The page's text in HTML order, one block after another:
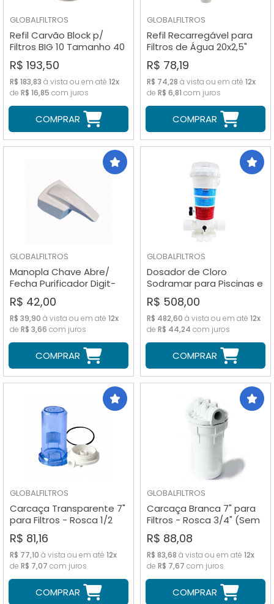
GLOBALFILTROS
Refil Carvão Block p/
Filtros BIG 10 Tamanho 40
micras 262mm
R$ 193,50
R$ 183,83 à vista ou em até 12x
de R$ 16,85 com juros
COMPRAR
GLOBALFILTROS
Refil Recarregável para
Filtros de Água 20x2,5"
(Vazio)
R$ 78,19
R$ 74,28 à vista ou em até 12x
de R$ 6,81 com juros
COMPRAR
GLOBALFILTROS
Manopla Chave Abre/
Fecha Purificador Digit-
Logic
R$ 42,00
R$ 39,90 à vista ou em até 12x
de R$ 3,66 com juros
COMPRAR
GLOBALFILTROS
Dosador de Cloro
Sodramar para Piscinas e
Caixas d' Água
R$ 508,00
R$ 482,60 à vista ou em até 12x
de R$ 44,24 com juros
COMPRAR
GLOBALFILTROS
Carcaça Transparente 7"
para Filtros - Rosca 1/2
(Sem Refil)
R$ 81,16
R$ 77,10 à vista ou em até 12x
de R$ 7,07 com juros
COMPRAR
GLOBALFILTROS
Carcaça Branca 7" para
Filtros - Rosca 3/4" (Sem
Refil)
R$ 88,08
R$ 83,68 à vista ou em até 12x
de R$ 7,67 com juros
COMPRAR